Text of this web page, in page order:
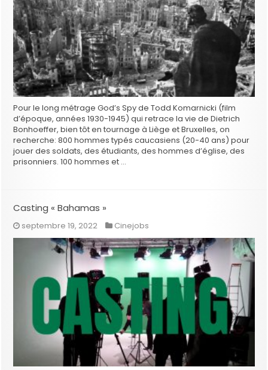
Pour le long métrage God’s Spy de Todd Komarnicki (film
d’époque, années 1930-1945) qui retrace la vie de Dietrich
Bonhoeffer, bien tôt en tournage à Liège et Bruxelles, on
recherche: 800 hommes typés caucasiens (20-40 ans) pour
jouer des soldats, des étudiants, des hommes d’église, des
prisonniers. 100 hommes et …
Casting « Bahamas »
septembre 19, 2022 Cinejobs